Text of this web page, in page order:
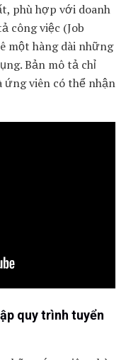
phù hợp với doanh
công việc (Job
một hàng dài những
Bản mô tả chỉ
ứng viên có thể nhận
quy trình tuyển